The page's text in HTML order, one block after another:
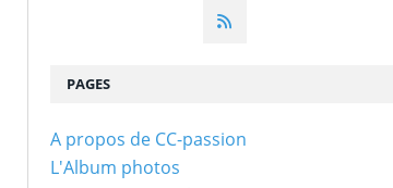
PAGES
A propos de CC-passion
L'Album photos